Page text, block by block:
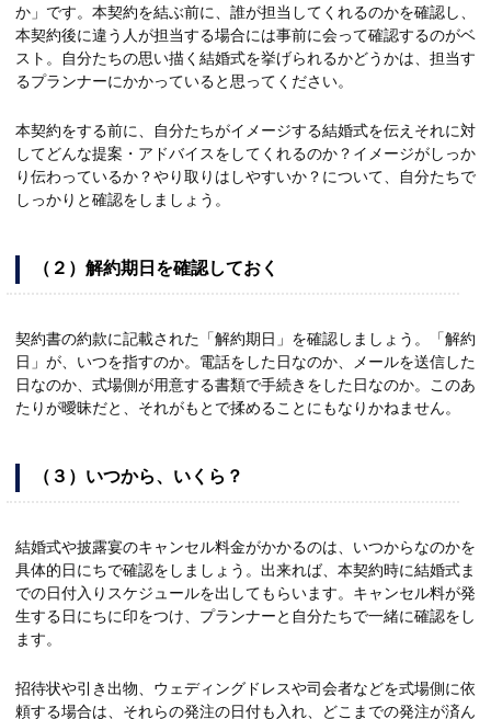
か」です。本契約を結ぶ前に、誰が担当してくれるのかを確認し、
本契約後に違う人が担当する場合には事前に会って確認するのがベ
スト。自分たちの思い描く結婚式を挙げられるかどうかは、担当す
るプランナーにかかっていると思ってください。
本契約をする前に、自分たちがイメージする結婚式を伝えそれに対
してどんな提案・アドバイスをしてくれるのか？イメージがしっか
り伝わっているか？やり取りはしやすいか？について、自分たちで
しっかりと確認をしましょう。
（２）解約期日を確認しておく
契約書の約款に記載された「解約期日」を確認しましょう。「解約
日」が、いつを指すのか。電話をした日なのか、メールを送信した
日なのか、式場側が用意する書類で手続きをした日なのか。このあ
たりが曖昧だと、それがもとで揉めることにもなりかねません。
（３）いつから、いくら？
結婚式や披露宴のキャンセル料金がかかるのは、いつからなのかを
具体的日にちで確認をしましょう。出来れば、本契約時に結婚式ま
での日付入りスケジュールを出してもらいます。キャンセル料が発
生する日にちに印をつけ、プランナーと自分たちで一緒に確認をし
ます。
招待状や引き出物、ウェディングドレスや司会者などを式場側に依
頼する場合は、それらの発注の日付も入れ、どこまでの発注が済ん